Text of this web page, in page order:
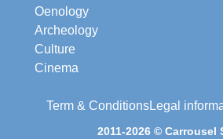
Oenology
Archeology
Culture
Cinema
Term & ConditionsLegal
2011-2026 © Carrousel